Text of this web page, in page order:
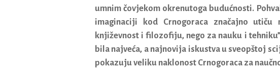
umnim čovjekom okrenutoga budućnosti.
imaginaciji kod Crnogoraca značajno
književnost i filozofiju, nego za nauku i
bila najveća, a najnovija iskustva u sveopštoj
pokazuju veliku naklonost Crnogoraca za